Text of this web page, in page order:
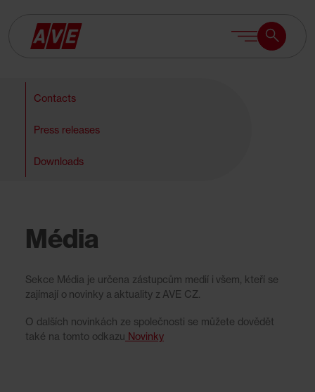
Search
Search
Contacts
Press releases
Downloads
Média
Sekce Média je určena zástupcům medií i všem, kteří se
zajímají o novinky a aktuality z AVE CZ.
O dalších novinkách ze společnosti se můžete dovědět
také na tomto odkazu Novinky